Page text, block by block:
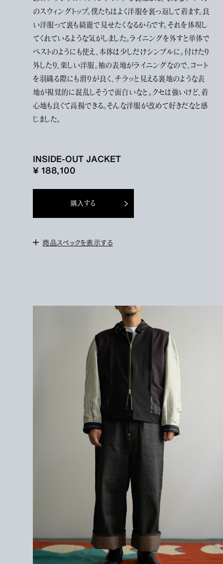
のスウィングトップ。僕たちはよく洋服を裏っ返して着ます。良
い洋服って裏も綺麗で見せたくなるからです。それを体現し
てくれているような気がしました。ライニングを外すと単体で
ベストのようにも使え、本体は少しだけシンプルに。付けたり
外したり、楽しい洋服。袖の表地がライニングなので、コート
を羽織る際にも滑りが良く、チラッと見える裏地のような表
地が視覚的に混乱しそうで面白いなと。クセは強いけど、着
心地も良くて高揚できる。そんな洋服が改めて好きだなと感
じました。
INSIDE-OUT JACKET
¥ 188,100
購入する
商品スペックを表示する
PARTLY1 : WOOL 100%
PARTLY2 : CUPRA 100%
PARTLY3 : WOOL 100%